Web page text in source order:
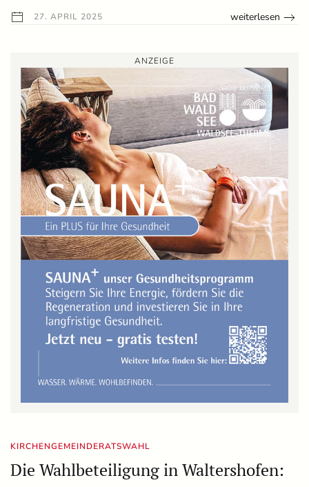
27. APRIL 2025 weiterlesen
ANZEIGE
KIRCHENGEMEINDERATSWAHL
Die Wahlbeteiligung in Waltershofen: